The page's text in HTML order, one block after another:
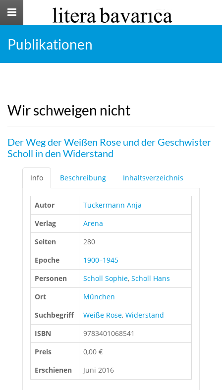
Toggle
Publikationen
Wir schweigen nicht
Der Weg der Weißen Rose und der Geschwister
Scholl in den Widerstand
Info Beschreibung Inhaltsverzeichnis
Autor
Tuckermann Anja
Verlag
Arena
Seiten
280
Epoche
1900–1945
Personen
Scholl Sophie, Scholl Hans
Ort
München
Suchbegriff
Weiße Rose, Widerstand
ISBN
9783401068541
Preis
0,00 €
Erschienen
Juni 2016